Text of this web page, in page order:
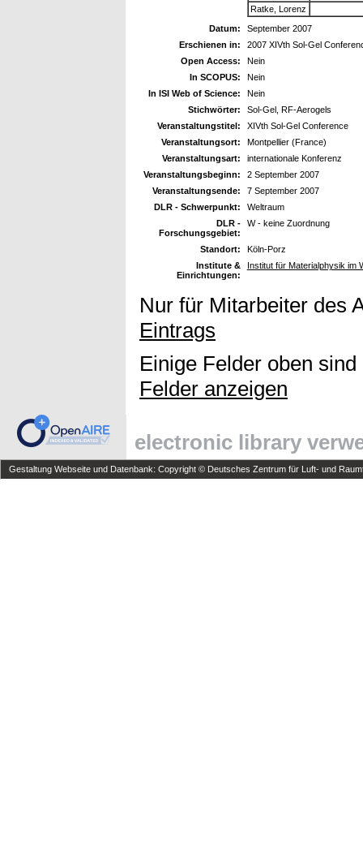
Ratke, Lorenz
Datum:
September 2007
Erschienen in:
2007 XIVth Sol-Gel
Open Access:
Nein
In SCOPUS:
Nein
In ISI Web of Science:
Nein
Stichwörter:
Sol-Gel, RF-Aerogels
Veranstaltungstitel:
XIVth Sol-Gel Conference
Veranstaltungsort:
Montpellier (France)
Veranstaltungsart:
internationale Konferenz
Veranstaltungsbeginn:
2 September 2007
Veranstaltungsende:
7 September 2007
DLR - Schwerpunkt:
Weltraum
DLR -
Forschungsgebiet:
W - keine Zuordnung
Standort:
Köln-Porz
Institute &
Einrichtungen:
Institut für Materialphysik im
Nur für Mitarbeiter des
Eintrags
Einige Felder oben
Felder anzeigen
electronic library
Gestaltung Webseite und Datenbank: Copyright © Deutsches Zentrum für Luft- und